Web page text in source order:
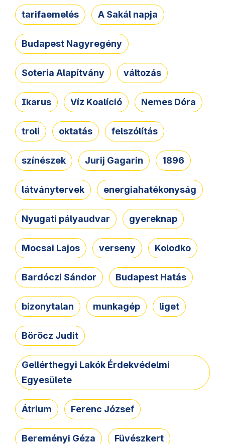
tarifaemelés A Sakál napja
Budapest Nagyregény
Soteria Alapítvány változás
Ikarus Víz Koalíció Nemes Dóra
troli oktatás felszólítás
színészek Jurij Gagarin 1896
látványtervek energiahatékonyság
Nyugati pályaudvar gyereknap
Mocsai Lajos verseny Kolodko
Bardóczi Sándor Budapest Hatás
bizonytalan munkagép liget
Böröcz Judit
Gellérthegyi Lakók Érdekvédelmi
Egyesülete
Átrium Ferenc József
Bereményi Géza Füvészkert